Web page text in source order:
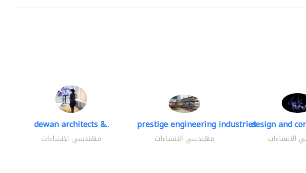
dewan architects &..
مهندسي الانشاءات
prestige engineering industries..
مهندسي الانشاءات
design and
الانشاءات